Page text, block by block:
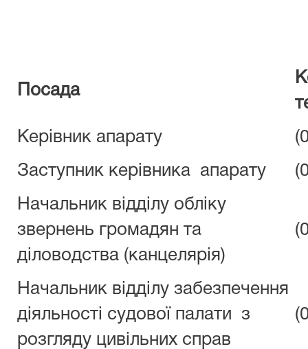
Посада
Керівник апарату
Заступник керівника апарату
Начальник відділу обліку
звернень громадян та
діловодства (канцелярія)
Начальник відділу забезпечення
діяльності судової палати з
розгляду цивільних справ